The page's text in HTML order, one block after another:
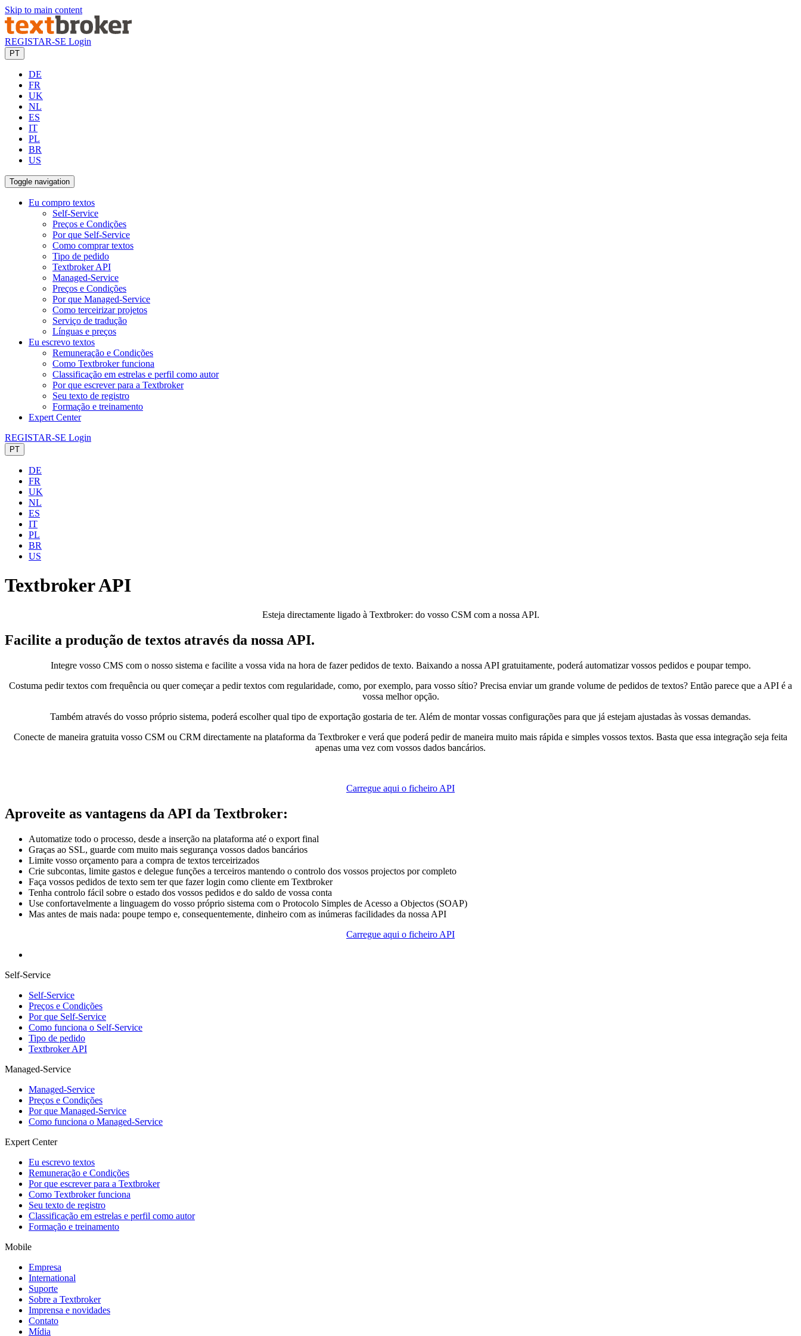
Skip to main content
REGISTAR-SE Login
PT
DE
FR
UK
NL
ES
IT
PL
BR
US
Toggle navigation
Eu compro textos
Self-Service
Preços e Condições
Por que Self-Service
Como comprar textos
Tipo de pedido
Textbroker API
Managed-Service
Preços e Condições
Por que Managed-Service
Como terceirizar projetos
Serviço de tradução
Línguas e preços
Eu escrevo textos
Remuneração e Condições
Como Textbroker funciona
Classificação em estrelas e perfil como autor
Por que escrever para a Textbroker
Seu texto de registro
Formação e treinamento
Expert Center
REGISTAR-SE Login
PT
DE
FR
UK
NL
ES
IT
PL
BR
US
TextbrokerAPI
Esteja directamente ligado à Textbroker: do vosso CSM com a nossa API.
Facilite a produção de textos através da nossa API.
Integre vosso CMS com o nosso sistema e facilite a vossa vida na hora de fazer pedidos de texto. Baixando a nossa API gratuitamente, poderá automatizar vossos pedidos e poupar tempo.
Costuma pedir textos com frequência ou quer começar a pedir textos com regularidade, como, por exemplo, para vosso sítio? Precisa enviar um grande volume de pedidos de textos? Então parece que a API é a
vossa melhor opção.
Também através do vosso próprio sistema, poderá escolher qual tipo de exportação gostaria de ter. Além de montar vossas configurações para que já estejam ajustadas às vossas demandas.
Conecte de maneira gratuita vosso CSM ou CRM directamente na plataforma da Textbroker e verá que poderá pedir de maneira muito mais rápida e simples vossos textos. Basta que essa integração seja feita
apenas uma vez com vossos dados bancários.
Carregue aqui o ficheiro API
Aproveite as vantagens da API da Textbroker:
Automatize todo o processo, desde a inserção na plataforma até o export final
Graças ao SSL, guarde com muito mais segurança vossos dados bancários
Limite vosso orçamento para a compra de textos terceirizados
Crie subcontas, limite gastos e delegue funções a terceiros mantendo o controlo dos vossos projectos por completo
Faça vossos pedidos de texto sem ter que fazer login como cliente em Textbroker
Tenha controlo fácil sobre o estado dos vossos pedidos e do saldo de vossa conta
Use confortavelmente a linguagem do vosso próprio sistema com o Protocolo Simples de Acesso a Objectos (SOAP)
Mas antes de mais nada: poupe tempo e, consequentemente, dinheiro com as inúmeras facilidades da nossa API
Carregue aqui o ficheiro API
Self-Service
Self-Service
Preços e Condições
Por que Self-Service
Como funciona o Self-Service
Tipo de pedido
Textbroker API
Managed-Service
Managed-Service
Preços e Condições
Por que Managed-Service
Como funciona o Managed-Service
Expert Center
Eu escrevo textos
Remuneração e Condições
Por que escrever para a Textbroker
Como Textbroker funciona
Seu texto de registro
Classificação em estrelas e perfil como autor
Formação e treinamento
Mobile
Empresa
International
Suporte
Sobre a Textbroker
Imprensa e novidades
Contato
Mídia